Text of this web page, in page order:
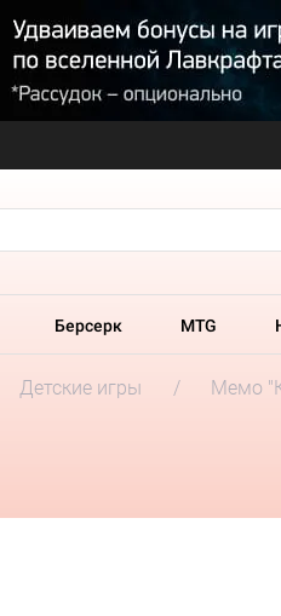
Берсерк MTG
Детские игры Мемо